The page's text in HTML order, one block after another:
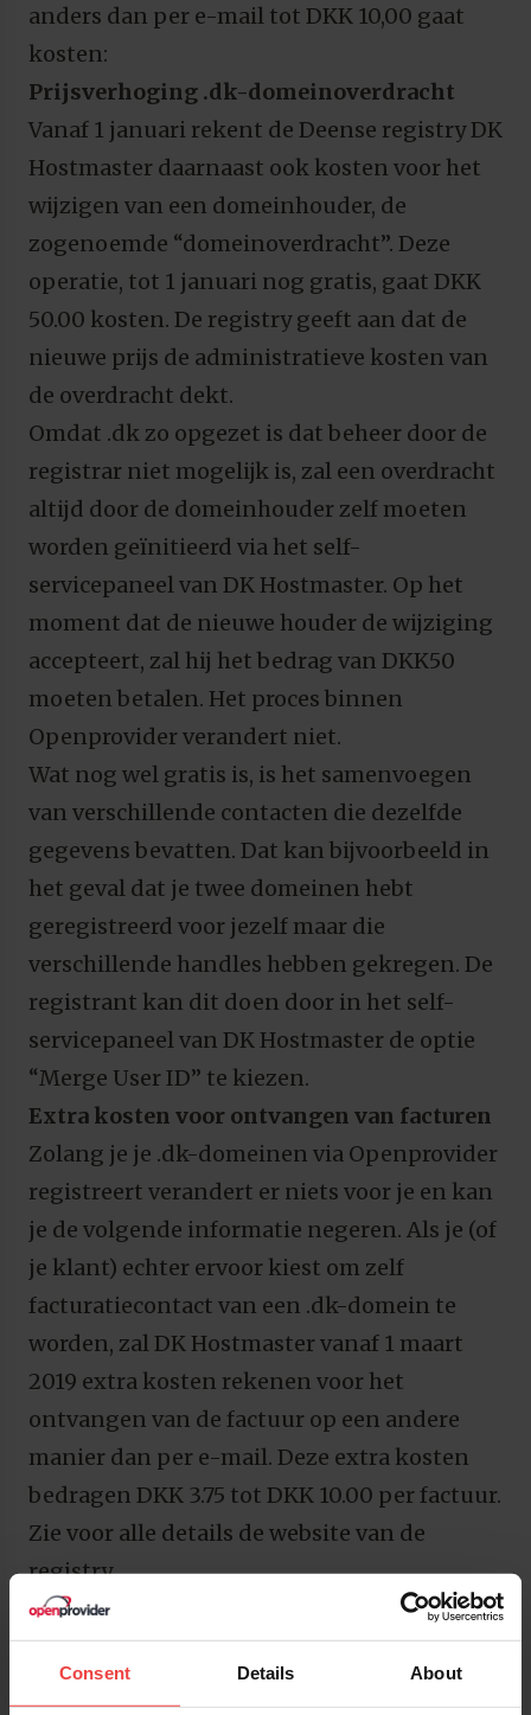
Consent Details About
anders dan per e-mail tot DKK 10,00 gaat
kosten:
Prijsverhoging .dk-domeinoverdracht
Vanaf 1 januari rekent de Deense registry DK
Hostmaster daarnaast ook kosten voor het
wijzigen van een domeinhouder, de
zogenoemde “domeinoverdracht”. Deze
operatie, tot 1 januari nog gratis, gaat DKK
50.00 kosten. De registry geeft aan dat de
nieuwe prijs de administratieve kosten van
de overdracht dekt.
Omdat .dk zo opgezet is dat beheer door de
registrar niet mogelijk is, zal een overdracht
altijd door de domeinhouder zelf moeten
worden geïnitieerd via het self-
servicepaneel van DK Hostmaster. Op het
moment dat de nieuwe houder de wijziging
accepteert, zal hij het bedrag van DKK50
moeten betalen. Het proces binnen
Openprovider verandert niet.
Wat nog wel gratis is, is het samenvoegen
van verschillende contacten die dezelfde
gegevens bevatten. Dat kan bijvoorbeeld in
het geval dat je twee domeinen hebt
geregistreerd voor jezelf maar die
verschillende handles hebben gekregen. De
registrant kan dit doen door in het self-
servicepaneel van DK Hostmaster de optie
“Merge User ID” te kiezen.
Extra kosten voor ontvangen van facturen
Zolang je je .dk-domeinen via Openprovider
registreert verandert er niets voor je en kan
je de volgende informatie negeren. Als je (of
je klant) echter ervoor kiest om zelf
facturatiecontact van een .dk-domein te
worden, zal DK Hostmaster vanaf 1 maart
2019 extra kosten rekenen voor het
ontvangen van de factuur op een andere
manier dan per e-mail. Deze extra kosten
bedragen DKK 3.75 tot DKK 10.00 per factuur.
Zie voor alle details de website van de
registry.